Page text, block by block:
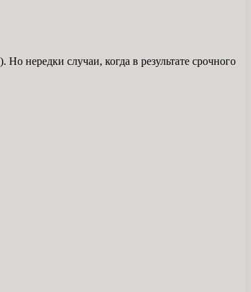
нередки случаи, когда в результате срочного